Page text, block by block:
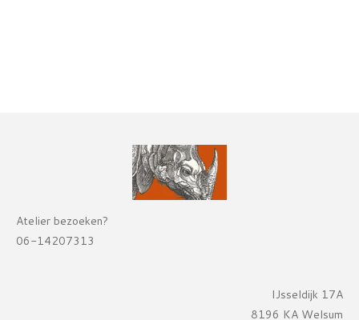
Atelier bezoeken?
06-14207313
IJsseldijk 17A
8196 KA Welsum